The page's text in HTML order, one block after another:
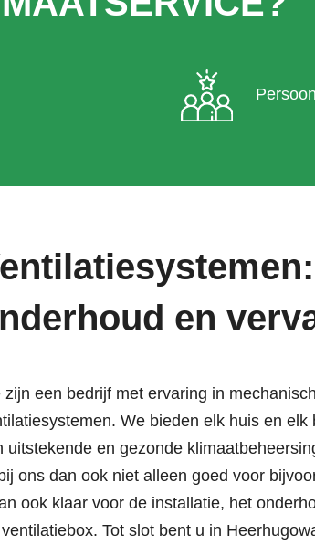
en
zijn een bedrijf met ervaring in
. We bieden elk huis en elk
uitstekende en gezonde
ons dan ook niet alleen goed voor
ook klaar voor de installatie, het
Tot slot bent u in